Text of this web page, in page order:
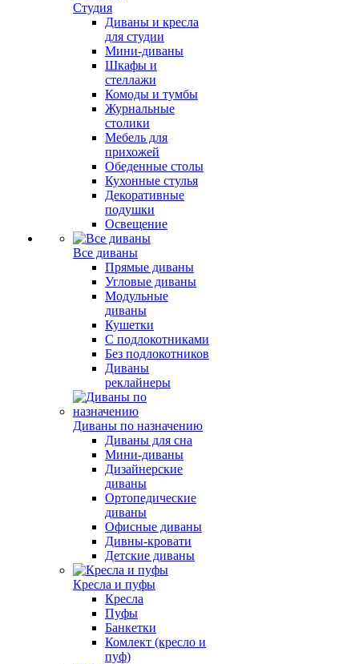
Студия
Диваны и кресла
для студии
Мини-диваны
Шкафы и
стеллажи
Комоды и тумбы
Журнальные
столики
Мебель для
прихожей
Обеденные столы
Кухонные стулья
Декоративные
подушки
Освещение
Все диваны
Прямые диваны
Угловые диваны
Модульные
диваны
Кушетки
С подлокотниками
Без подлокотников
Диваны
реклайнеры
Диваны по назначению
Диваны для сна
Мини-диваны
Дизайнерские
диваны
Ортопедические
диваны
Офисные диваны
Дивны-кровати
Детские диваны
Кресла и пуфы
Кресла
Пуфы
Банкетки
Комлект (кресло и
пуф)